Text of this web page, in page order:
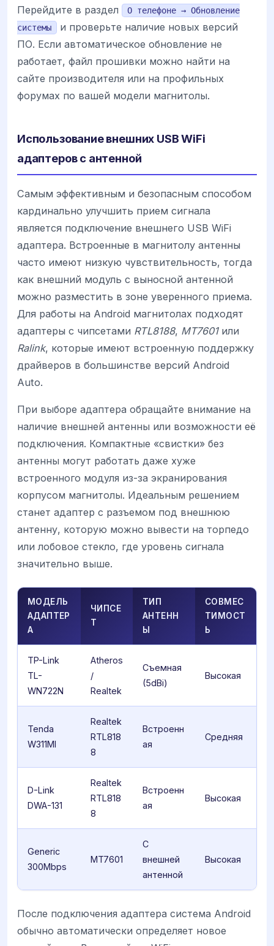
Перейдите в раздел
О телефоне → Обновление
системы
и проверьте наличие новых версий
ПО. Если автоматическое обновление не
работает, файл прошивки можно найти на
сайте производителя или на профильных
форумах по вашей модели магнитолы.
Использование внешних USB WiFi
адаптеров с антенной
Самым эффективным и безопасным способом
кардинально улучшить прием сигнала
является подключение внешнего USB WiFi
адаптера. Встроенные в магнитолу антенны
часто имеют низкую чувствительность, тогда
как внешний модуль с выносной антенной
можно разместить в зоне уверенного приема.
Для работы на Android магнитолах подходят
адаптеры с чипсетами RTL8188, MT7601или
Ralink, которые имеют встроенную поддержку
драйверов в большинстве версий Android
Auto.
При выборе адаптера обращайте внимание на
наличие внешней антенны или возможности её
подключения. Компактные «свистки» без
антенны могут работать даже хуже
встроенного модуля из-за экранирования
корпусом магнитолы. Идеальным решением
станет адаптер с разъемом под внешнюю
антенну, которую можно вывести на торпедо
или лобовое стекло, где уровень сигнала
значительно выше.
МОДЕЛЬ
АДАПТЕР
А
ЧИПСЕ
Т
ТИП
АНТЕНН
Ы
СОВМЕС
ТИМОСТ
Ь
TP-Link
TL-
WN722N
Atheros
/
Realtek
Съемная
(5dBi)
Высокая
Tenda
W311MI
Realtek
RTL818
8
Встроенн
ая
Средняя
D-Link
DWA-131
Realtek
RTL818
8
Встроенн
ая
Высокая
Generic
300Mbps
MT7601
С
внешней
антенной
Высокая
После подключения адаптера система Android
обычно автоматически определяет новое